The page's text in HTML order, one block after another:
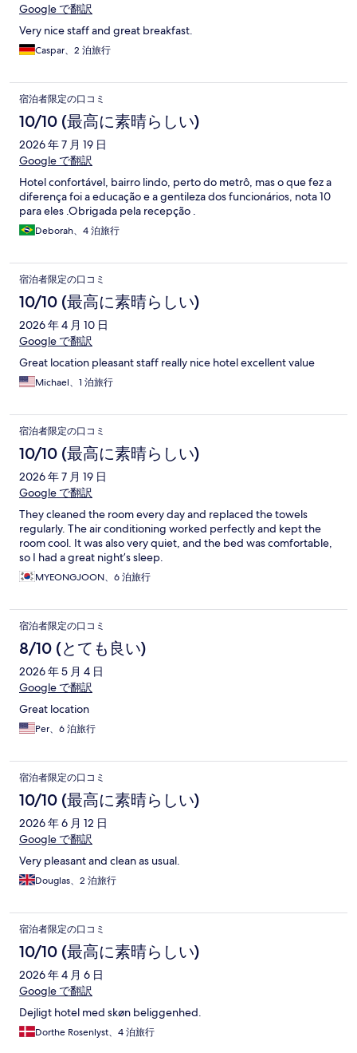
Google で翻訳
Very nice staff and great breakfast.
Caspar、2 泊旅行
宿泊者限定の口コミ
10/10 (最高に素晴らしい)
2026 年 7 月 19 日
Google で翻訳
Hotel confortável, bairro lindo, perto do metrô, mas o que fez a
diferença foi a educação e a gentileza dos funcionários, nota 10
para eles .Obrigada pela recepção .
Deborah、4 泊旅行
宿泊者限定の口コミ
10/10 (最高に素晴らしい)
2026 年 4 月 10 日
Google で翻訳
Great location pleasant staff really nice hotel excellent value
Michael、1 泊旅行
宿泊者限定の口コミ
10/10 (最高に素晴らしい)
2026 年 7 月 19 日
Google で翻訳
They cleaned the room every day and replaced the towels
regularly. The air conditioning worked perfectly and kept the
room cool. It was also very quiet, and the bed was comfortable,
so I had a great night’s sleep.
MYEONGJOON、6 泊旅行
宿泊者限定の口コミ
8/10 (とても良い)
2026 年 5 月 4 日
Google で翻訳
Great location
Per、6 泊旅行
宿泊者限定の口コミ
10/10 (最高に素晴らしい)
2026 年 6 月 12 日
Google で翻訳
Very pleasant and clean as usual.
Douglas、2 泊旅行
宿泊者限定の口コミ
10/10 (最高に素晴らしい)
2026 年 4 月 6 日
Google で翻訳
Dejligt hotel med skøn beliggenhed.
Dorthe Rosenlyst、4 泊旅行